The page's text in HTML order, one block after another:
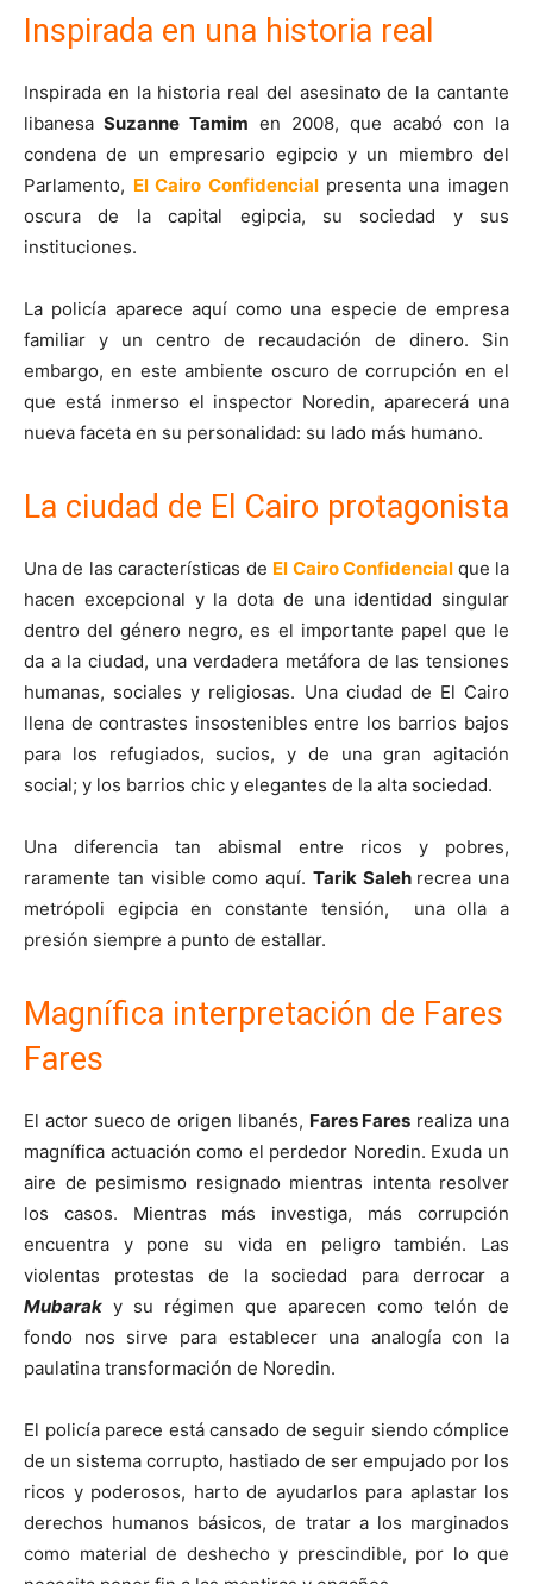
Inspirada en una historia real
Inspirada en la historia real del asesinato de la cantante
libanesa Suzanne Tamim en 2008, que acabó con la
condena de un empresario egipcio y un miembro del
Parlamento, El Cairo Confidencial presenta una imagen
oscura de la capital egipcia, su sociedad y sus
instituciones.
La policía aparece aquí como una especie de empresa
familiar y un centro de recaudación de dinero. Sin
embargo, en este ambiente oscuro de corrupción en el
que está inmerso el inspector Noredin, aparecerá una
nueva faceta en su personalidad: su lado más humano.
La ciudad de El Cairo protagonista
Una de las características de El Cairo Confidencial que la
hacen excepcional y la dota de una identidad singular
dentro del género negro, es el importante papel que le
da a la ciudad, una verdadera metáfora de las tensiones
humanas, sociales y religiosas. Una ciudad de El Cairo
llena de contrastes insostenibles entre los barrios bajos
para los refugiados, sucios, y de una gran agitación
social; y los barrios chic y elegantes de la alta sociedad.
Una diferencia tan abismal entre ricos y pobres,
raramente tan visible como aquí. Tarik Saleh recrea una
metrópoli egipcia en constante tensión, una olla a
presión siempre a punto de estallar.
Magnífica interpretación de Fares
Fares
El actor sueco de origen libanés, Fares Fares realiza una
magnífica actuación como el perdedor Noredin. Exuda un
aire de pesimismo resignado mientras intenta resolver
los casos. Mientras más investiga, más corrupción
encuentra y pone su vida en peligro también. Las
violentas protestas de la sociedad para derrocar a
Mubarak y su régimen que aparecen como telón de
fondo nos sirve para establecer una analogía con la
paulatina transformación de Noredin.
El policía parece está cansado de seguir siendo cómplice
de un sistema corrupto, hastiado de ser empujado por los
ricos y poderosos, harto de ayudarlos para aplastar los
derechos humanos básicos, de tratar a los marginados
como material de deshecho y prescindible, por lo que